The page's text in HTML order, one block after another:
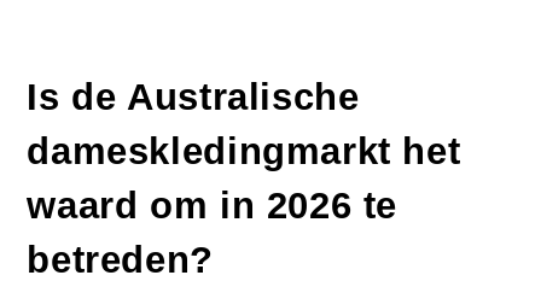
Is de Australische
dameskledingmarkt het
waard om in 2026 te
betreden?